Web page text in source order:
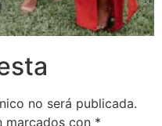
no será publicada.
marcados con *